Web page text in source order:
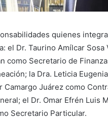
quienes
el Dr. Taurino Amílcar
como Secretario de
la Dra. Leticia
Juárez como
el Dr. Omar Efrén Luis
Secretario Particular.